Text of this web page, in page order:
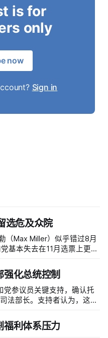
is for
only
now
Sign in
选危及众院
（Max Miller）似乎错过8月
基本失去在11月选票上更换
院道德委员会同时调查他是
。化总统控制
党参议员关键支持，确认托
法部长。支持者认为，这位
福利体系压力